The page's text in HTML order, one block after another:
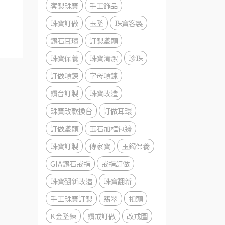
客製珠寶
手工飾品
珠寶訂做
玉墜
珠寶客製
鑽石耳環
訂製墜頭
珠寶保養
珠寶清潔
珍珠
訂做項鍊
字母項鍊
鑽台訂製
珠寶改造
珠寶改款換台
訂做耳環
訂做墜頭
玉石加框包邊
珠寶訂製
傳家寶
玉鐲保養
GIA鑽石戒指
戒指訂做
珠寶翻新改造
珠寶翻新
手工珠寶訂製
翡翠
扣頭
K金墜鍊
鑽戒訂做
改戒圍